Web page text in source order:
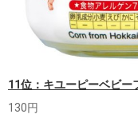
11位：キユーピーベビー
130円